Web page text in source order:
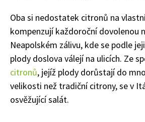
Oba si nedostatek citronů na
kompenzují každoroční dovolenou
Neapolském zálivu, kde se podle
plody doslova válejí na ulicích. Ze
citronů, jejíž plody dorůstají do
velikosti než tradiční citrony, se v
osvěžující salát.